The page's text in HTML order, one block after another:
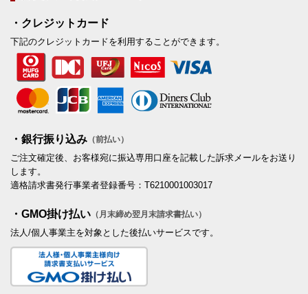
・クレジットカード
下記のクレジットカードを利用することができます。
・銀行振り込み （前払い）
ご注文確定後、お客様宛に振込専用口座を記載した訴求メールをお送り
します。
適格請求書発行事業者登録番号：T6210001003017
・GMO掛け払い （月末締め翌月末請求書払い）
法人/個人事業主を対象とした後払いサービスです。